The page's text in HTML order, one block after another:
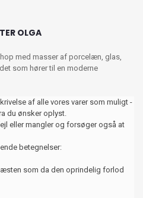
OLGA
med masser af porcelæn, glas,
som hører til en moderne
af alle vores varer som muligt -
du ønsker oplyst.
eller mangler og forsøger også at
betegnelser:
som da den oprindelig forlod